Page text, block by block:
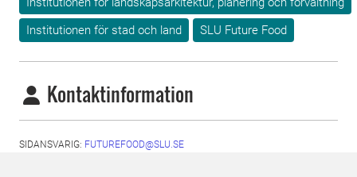
Institutionen för stad och land
SLU Future Food
Kontaktinformation
SIDANSVARIG: FUTUREFOOD@SLU.SE